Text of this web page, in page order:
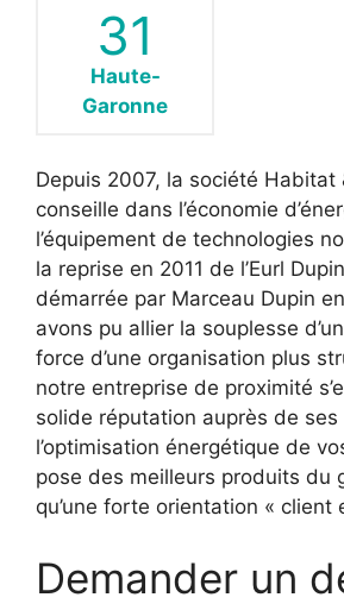
31
Haute-
Garonne
Depuis 2007, la société Habitat
conseille dans l’économie
l’équipement de technologies
la reprise en 2011 de l’Eurl
démarrée par Marceau Dupin
avons pu allier la souplesse
force d’une organisation plus
notre entreprise de proximité
solide réputation auprès de
l’optimisation énergétique de
pose des meilleurs produits du
qu’une forte orientation « client
Demander un